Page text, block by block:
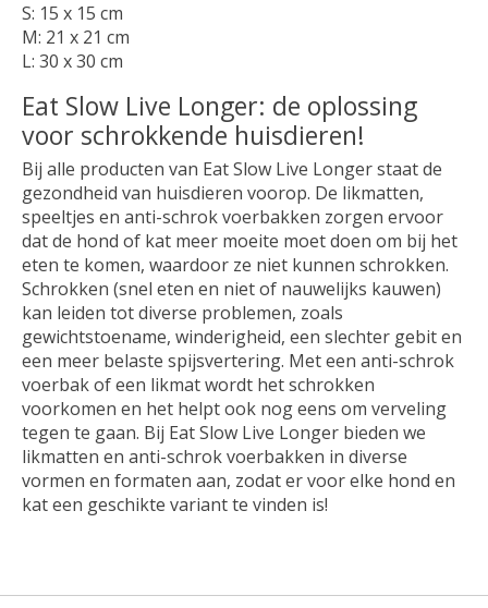
S: 15 x 15 cm
M: 21 x 21 cm
L: 30 x 30 cm
Eat Slow Live Longer: de oplossing
voor schrokkende huisdieren!
Bij alle producten van Eat Slow Live Longer staat de
gezondheid van huisdieren voorop. De likmatten,
speeltjes en anti-schrok voerbakken zorgen ervoor
dat de hond of kat meer moeite moet doen om bij het
eten te komen, waardoor ze niet kunnen schrokken.
Schrokken (snel eten en niet of nauwelijks kauwen)
kan leiden tot diverse problemen, zoals
gewichtstoename, winderigheid, een slechter gebit en
een meer belaste spijsvertering. Met een anti-schrok
voerbak of een likmat wordt het schrokken
voorkomen en het helpt ook nog eens om verveling
tegen te gaan. Bij Eat Slow Live Longer bieden we
likmatten en anti-schrok voerbakken in diverse
vormen en formaten aan, zodat er voor elke hond en
kat een geschikte variant te vinden is!